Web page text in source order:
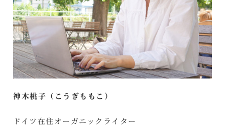
神木桃子（こうぎももこ）
ドイツ在住オーガニックライター